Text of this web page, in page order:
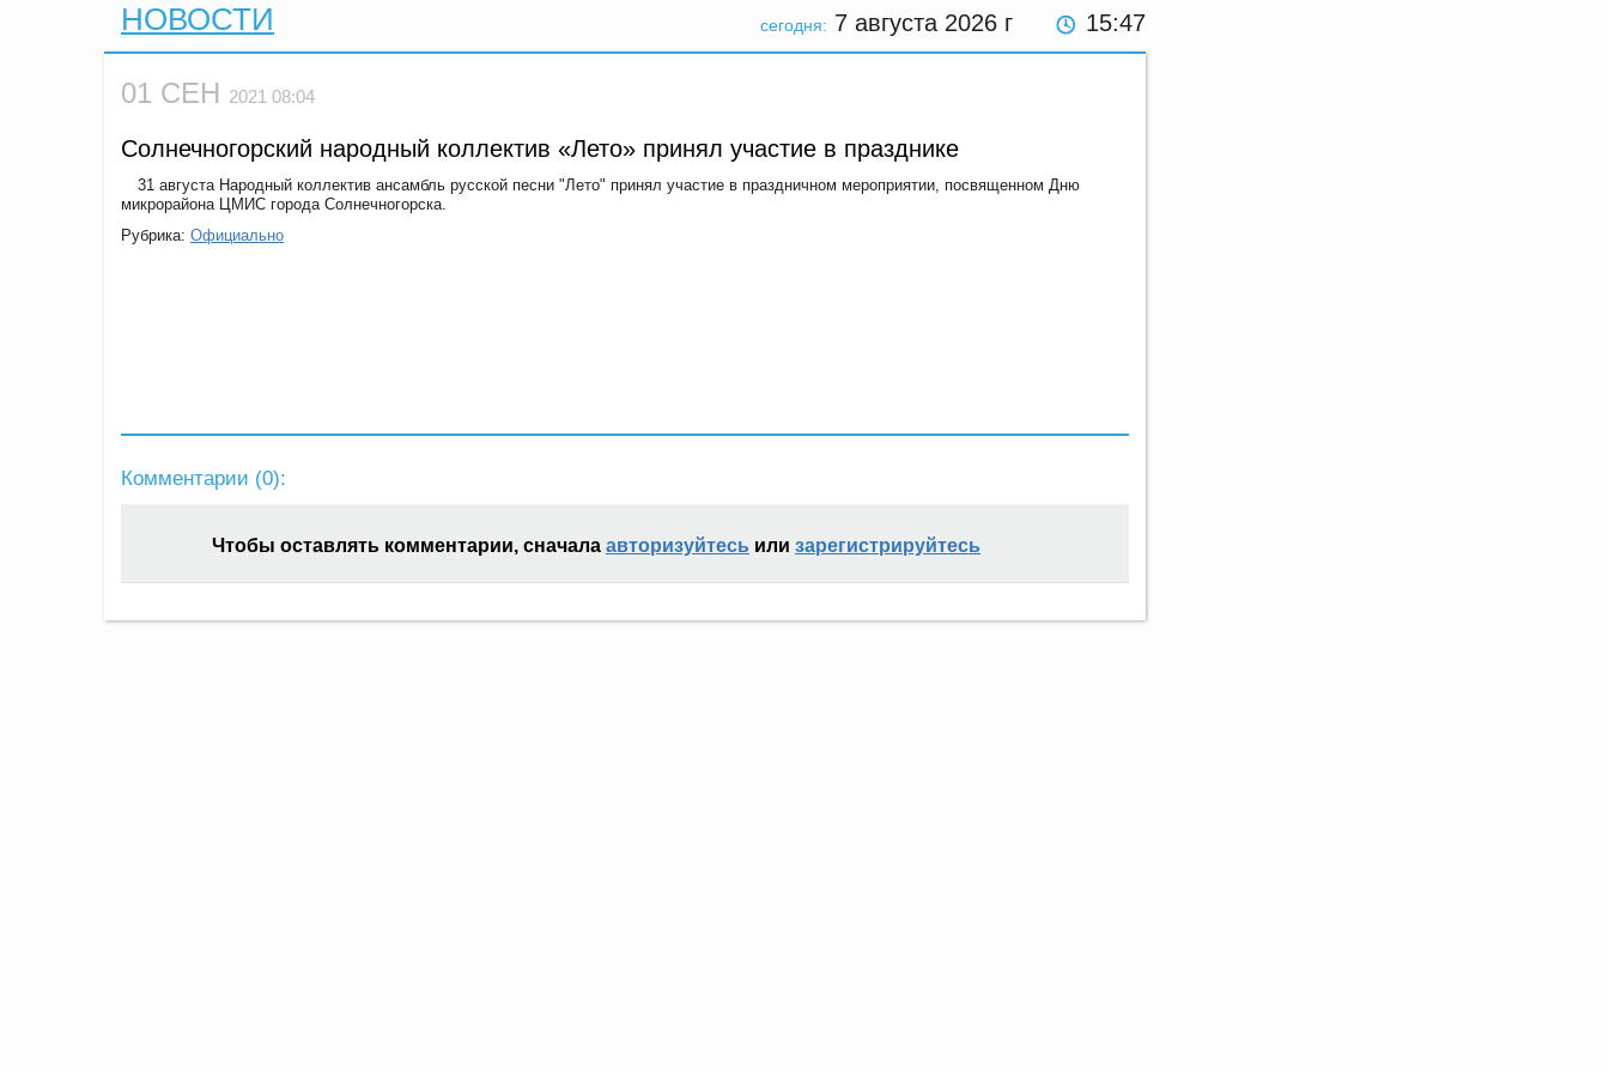
сегодня: 7 августа 2026 г 15:47
НОВОСТИ
01 СЕН 2021 08:04
Солнечногорский народный коллектив «Лето» принял участие в празднике
31 августа Народный коллектив ансамбль русской песни "Лето" принял участие в праздничном мероприятии, посвященном Дню
микрорайона ЦМИС города Солнечногорска.
Рубрика: Официально
Комментарии (0):
Чтобы оставлять комментарии, сначала авторизуйтесь или зарегистрируйтесь